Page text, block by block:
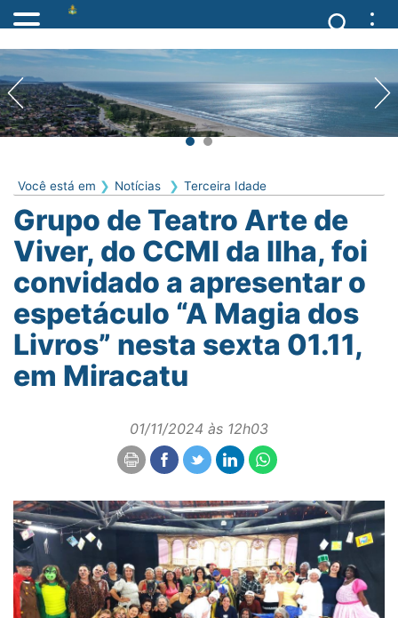
Você está em Notícias Terceira Idade
Grupo de Teatro Arte de
Viver, do CCMI da Ilha, foi
convidado a apresentar o
espetáculo “A Magia dos
Livros” nesta sexta 01.11,
em Miracatu
01/11/2024 às 12h03